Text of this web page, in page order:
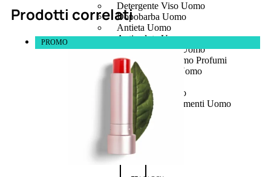
Detergente Viso Uomo
Dopobarba Uomo
Antieta Uomo
Anticaduta Uomo
Contorno Occhi Uomo
Bagnodoccia Uomo Profumi
Docciaschiuma Uomo
Corpo Uomo
Deodoranti Uomo
Confezioni Trattamenti Uomo
Antietà
Prodotti correlati
PROMO